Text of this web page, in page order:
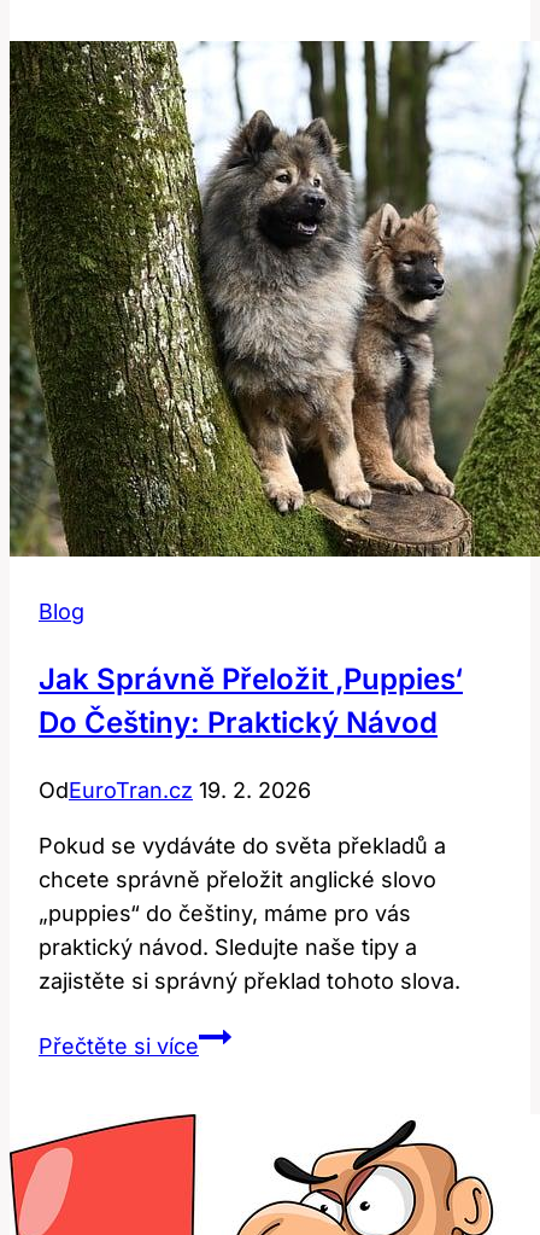
kontext
této
anglické
fráze
Blog
Jak Správně Přeložit ‚puppies‘
Do Češtiny: Praktický Návod
OdEuroTran.cz 19. 2. 2026
Pokud se vydáváte do světa překladů a
chcete správně přeložit anglické slovo
„puppies“ do češtiny, máme pro vás
praktický návod. Sledujte naše tipy a
zajistěte si správný překlad tohoto slova.
Přečtěte si víceJak
češtiny: